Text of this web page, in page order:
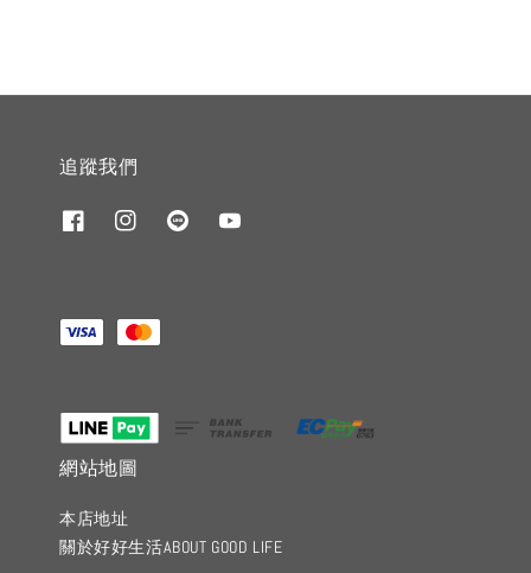
追蹤我們
網站地圖
本店地址
關於好好生活ABOUT GOOD LIFE